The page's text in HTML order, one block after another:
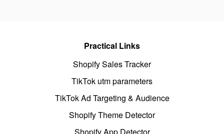
Practical Links
Shopify Sales Tracker
TikTok utm parameters
TikTok Ad Targeting & Audience
Shopify Theme Detector